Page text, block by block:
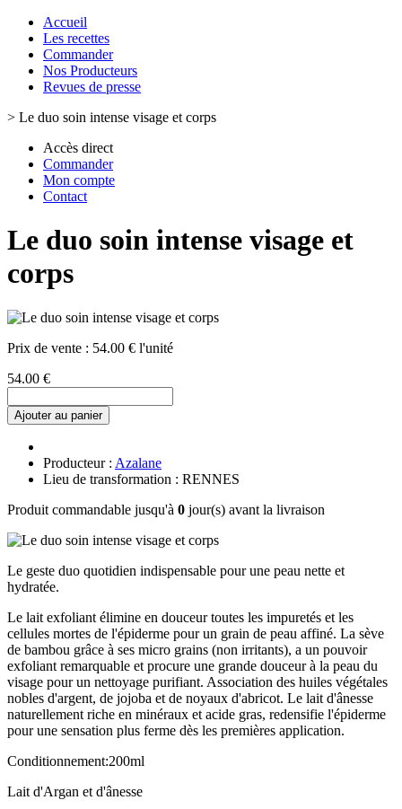
Accueil
Les recettes
Commander
Nos Producteurs
Revues de presse
> Le duo soin intense visage et corps
Accès direct
Commander
Mon compte
Contact
Le duo soin intense visage et
corps
Prix de vente : 54.00 € l'unité
54.00 €
Ajouter au panier
Producteur : Azalane
Lieu de transformation : RENNES
Produit commandable jusqu'à 0 jour(s) avant la livraison
Le geste duo quotidien indispensable pour une peau nette et
hydratée.
Le lait exfoliant élimine en douceur toutes les impuretés et les
cellules mortes de l'épiderme pour un grain de peau affiné. La sève
de bambou grâce à ses micro grains (non irritants), a un pouvoir
exfoliant remarquable et procure une grande douceur à la peau du
visage pour un nettoyage purifiant. Association des huiles végétales
nobles d'argent, de jojoba et de noyaux d'abricot. Le lait d'ânesse
naturellement riche en minéraux et acide gras, redensifie l'épiderme
pour une sensation plus ferme dès les premières application.
Conditionnement:200ml
Lait d'Argan et d'ânesse